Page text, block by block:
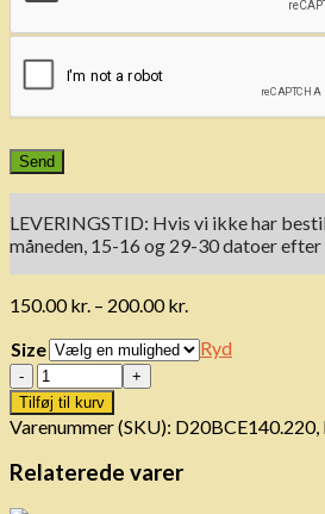
LEVERINGSTID: Hvis vi ikke har
måneden, 15-16 og 29-30 datoer
150.00kr. – 200.00kr.
til
Size
Ryd
Antal
Tilføj til kurv
Varenummer (SKU):
Relaterede varer